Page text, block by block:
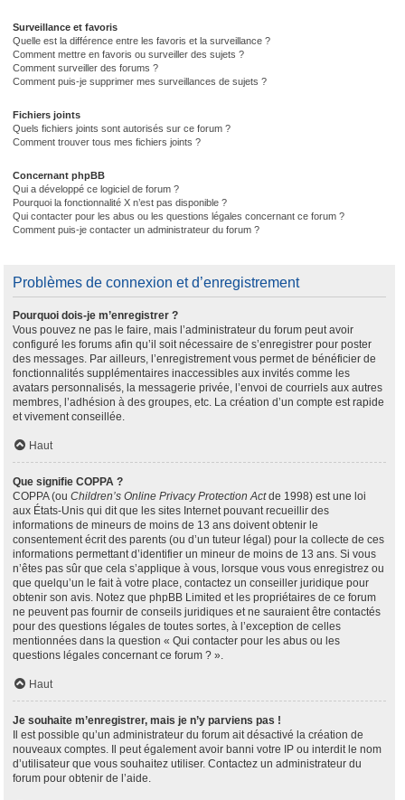
Surveillance et favoris
Quelle est la différence entre les favoris et la surveillance ?
Comment mettre en favoris ou surveiller des sujets ?
Comment surveiller des forums ?
Comment puis-je supprimer mes surveillances de sujets ?
Fichiers joints
Quels fichiers joints sont autorisés sur ce forum ?
Comment trouver tous mes fichiers joints ?
Concernant phpBB
Qui a développé ce logiciel de forum ?
Pourquoi la fonctionnalité X n’est pas disponible ?
Qui contacter pour les abus ou les questions légales concernant ce forum ?
Comment puis-je contacter un administrateur du forum ?
Problèmes de connexion et d’enregistrement
Pourquoi dois-je m’enregistrer ?
Vous pouvez ne pas le faire, mais l’administrateur du forum peut avoir
configuré les forums afin qu’il soit nécessaire de s’enregistrer pour poster
des messages. Par ailleurs, l’enregistrement vous permet de bénéficier de
fonctionnalités supplémentaires inaccessibles aux invités comme les
avatars personnalisés, la messagerie privée, l’envoi de courriels aux autres
membres, l’adhésion à des groupes, etc. La création d’un compte est rapide
et vivement conseillée.
Haut
Que signifie COPPA ?
COPPA (ou Children’s Online Privacy Protection Actde 1998) est une loi
aux États-Unis qui dit que les sites Internet pouvant recueillir des
informations de mineurs de moins de 13 ans doivent obtenir le
consentement écrit des parents (ou d’un tuteur légal) pour la collecte de ces
informations permettant d’identifier un mineur de moins de 13 ans. Si vous
n’êtes pas sûr que cela s’applique à vous, lorsque vous vous enregistrez ou
que quelqu’un le fait à votre place, contactez un conseiller juridique pour
obtenir son avis. Notez que phpBB Limited et les propriétaires de ce forum
ne peuvent pas fournir de conseils juridiques et ne sauraient être contactés
pour des questions légales de toutes sortes, à l’exception de celles
mentionnées dans la question « Qui contacter pour les abus ou les
questions légales concernant ce forum ? ».
Haut
Je souhaite m’enregistrer, mais je n’y parviens pas !
Il est possible qu’un administrateur du forum ait désactivé la création de
nouveaux comptes. Il peut également avoir banni votre IP ou interdit le nom
d’utilisateur que vous souhaitez utiliser. Contactez un administrateur du
forum pour obtenir de l’aide.